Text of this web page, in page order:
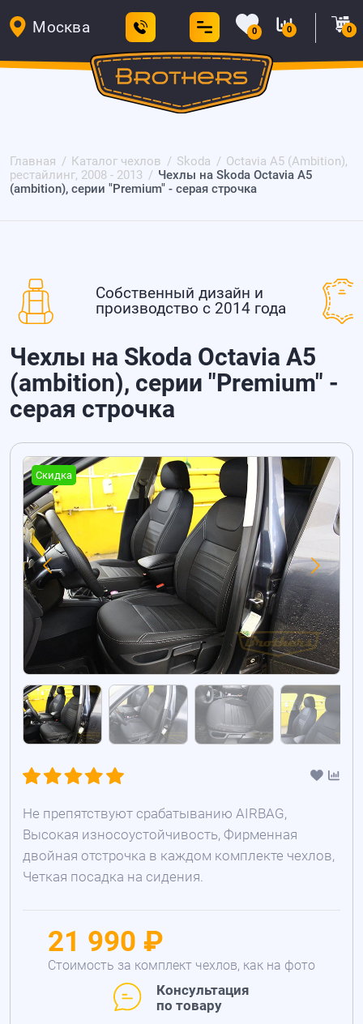
Москва 0 0 0
Главная Каталог чехлов Skoda
Octavia A5 (Ambition),
рестайлинг, 2008 - 2013
Чехлы на Skoda Octavia A5
(ambition), серии "Premium" - серая строчка
Собственный дизайн и
производство с 2014 года
Чехлы на Skoda Octavia A5
(ambition), серии "Premium" -
серая строчка
Скидка
Не препятствуют срабатыванию AIRBAG,
Высокая износоустойчивость, Фирменная
двойная отстрочка в каждом комплекте чехлов,
Четкая посадка на сидения.
21 990 ₽
Стоимость за комплект чехлов, как на фото
Консультация
по товару